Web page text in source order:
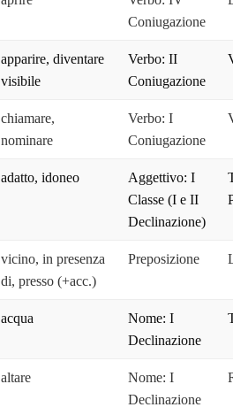
Coniugazione
apparire, diventare
visibile
Verbo: II
Coniugazione
chiamare,
nominare
Verbo: I
Coniugazione
adatto, idoneo
Aggettivo: I
Classe (I e II
Declinazione)
vicino, in presenza
di, presso (+acc.)
Preposizione
acqua
Nome: I
Declinazione
altare
Nome: I
Declinazione